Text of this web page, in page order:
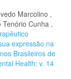
Marcolino ,
Cunha ,
expressão na
Brasileiros de
Health: v. 14